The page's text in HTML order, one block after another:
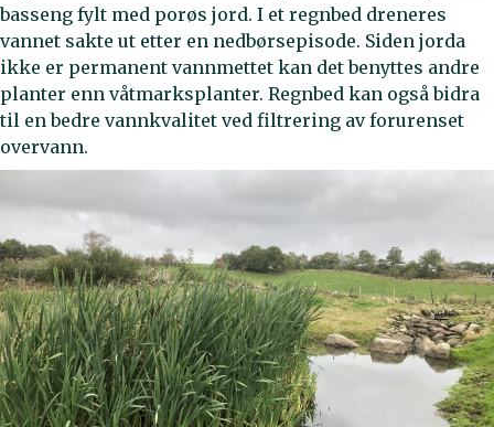
basseng fylt med porøs jord. I et regnbed dreneres
vannet sakte ut etter en nedbørsepisode. Siden jorda
ikke er permanent vannmettet kan det benyttes andre
planter enn våtmarksplanter. Regnbed kan også bidra
til en bedre vannkvalitet ved filtrering av forurenset
overvann.